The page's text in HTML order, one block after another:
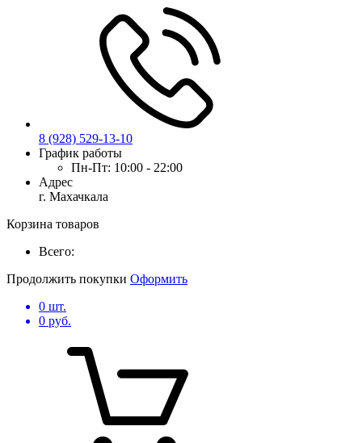
8 (928) 529-13-10
График работы
Пн-Пт: 10:00 - 22:00
Адрес
г. Махачкала
Корзина товаров
Всего:
Продолжить покупки Оформить
0 шт.
0 руб.